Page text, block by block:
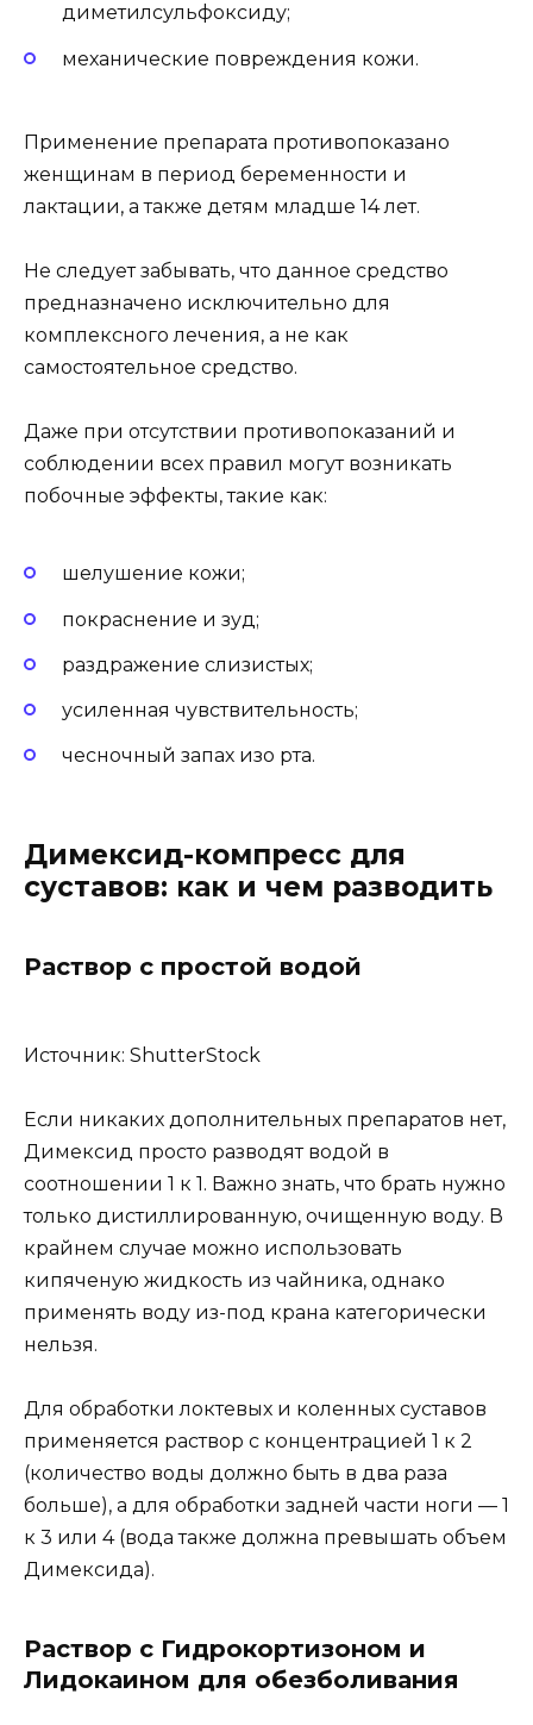
диметилсульфоксиду;
механические повреждения кожи.
Применение препарата противопоказано
женщинам в период беременности и
лактации, а также детям младше 14 лет.
Не следует забывать, что данное средство
предназначено исключительно для
комплексного лечения, а не как
самостоятельное средство.
Даже при отсутствии противопоказаний и
соблюдении всех правил могут возникать
побочные эффекты, такие как:
шелушение кожи;
покраснение и зуд;
раздражение слизистых;
усиленная чувствительность;
чесночный запах изо рта.
Димексид-компресс для
суставов: как и чем разводить
Раствор с простой водой
Источник: ShutterStock
Если никаких дополнительных препаратов нет,
Димексид просто разводят водой в
соотношении 1 к 1. Важно знать, что брать нужно
только дистиллированную, очищенную воду. В
крайнем случае можно использовать
кипяченую жидкость из чайника, однако
применять воду из-под крана категорически
нельзя.
Для обработки локтевых и коленных суставов
применяется раствор с концентрацией 1 к 2
(количество воды должно быть в два раза
больше), а для обработки задней части ноги — 1
к 3 или 4 (вода также должна превышать объем
Димексида).
Раствор с Гидрокортизоном и
Лидокаином для обезболивания